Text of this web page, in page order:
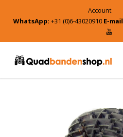
Account
WhatsApp: +31 (0)6-43020910 E-